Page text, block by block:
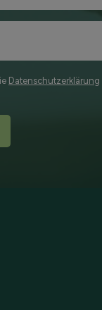
Datenschutzerklärung